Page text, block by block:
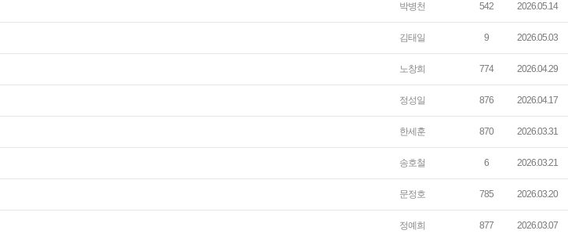
박병천 542 2026.05.14
김태일 9 2026.05.03
노창희 774 2026.04.29
정성일 876 2026.04.17
한세훈 870 2026.03.31
송호철 6 2026.03.21
문정호 785 2026.03.20
정예희 877 2026.03.07